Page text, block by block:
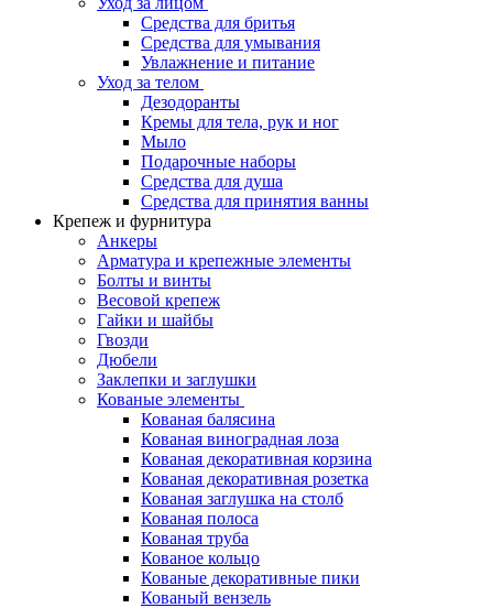
Средства для бритья
Средства для умывания
Увлажнение и питание
Уход за телом
Дезодоранты
Кремы для тела, рук и ног
Мыло
Подарочные наборы
Средства для душа
Средства для принятия ванны
Крепеж и фурнитура
Анкеры
Арматура и крепежные элементы
Болты и винты
Весовой крепеж
Гайки и шайбы
Гвозди
Дюбели
Заклепки и заглушки
Кованые элементы
Кованая балясина
Кованая виноградная лоза
Кованая декоративная корзина
Кованая декоративная розетка
Кованая заглушка на столб
Кованая полоса
Кованая труба
Кованое кольцо
Кованые декоративные пики
Кованый вензель